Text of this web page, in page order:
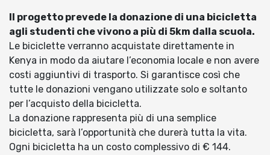
Il progetto prevede la donazione di una bicicletta
agli studenti che vivono a più di 5km dalla scuola.
Le biciclette verranno acquistate direttamente in
Kenya in modo da aiutare l’economia locale e non avere
costi aggiuntivi di trasporto. Si garantisce così che
tutte le donazioni vengano utilizzate solo e soltanto
per l’acquisto della bicicletta.
La donazione rappresenta più di una semplice
bicicletta, sarà l’opportunità che durerà tutta la vita.
Ogni bicicletta ha un costo complessivo di € 144.